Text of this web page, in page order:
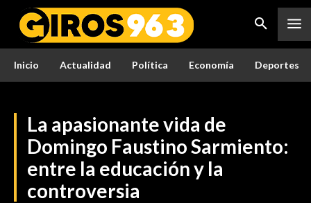
Inicio Actualidad Política Economía Deportes
La apasionante vida de
Domingo Faustino Sarmiento:
entre la educación y la
controversia